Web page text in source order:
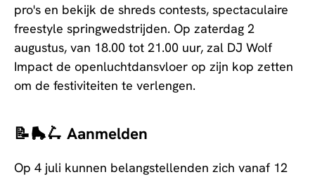
pro's en bekijk de shreds contests, spectaculaire
freestyle springwedstrijden. Op zaterdag 2
augustus, van 18.00 tot 21.00 uur, zal DJ Wolf
Impact de openluchtdansvloer op zijn kop zetten
om de festiviteiten te verlengen.
📝🛼🛴 Aanmelden
Op 4 juli kunnen belangstellenden zich vanaf 12